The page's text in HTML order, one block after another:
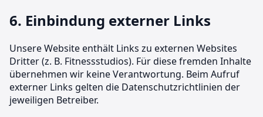
6. Einbindung externer Links
Unsere Website enthält Links zu externen Websites
Dritter (z. B. Fitnessstudios). Für diese fremden Inhalte
übernehmen wir keine Verantwortung. Beim Aufruf
externer Links gelten die Datenschutzrichtlinien der
jeweiligen Betreiber.